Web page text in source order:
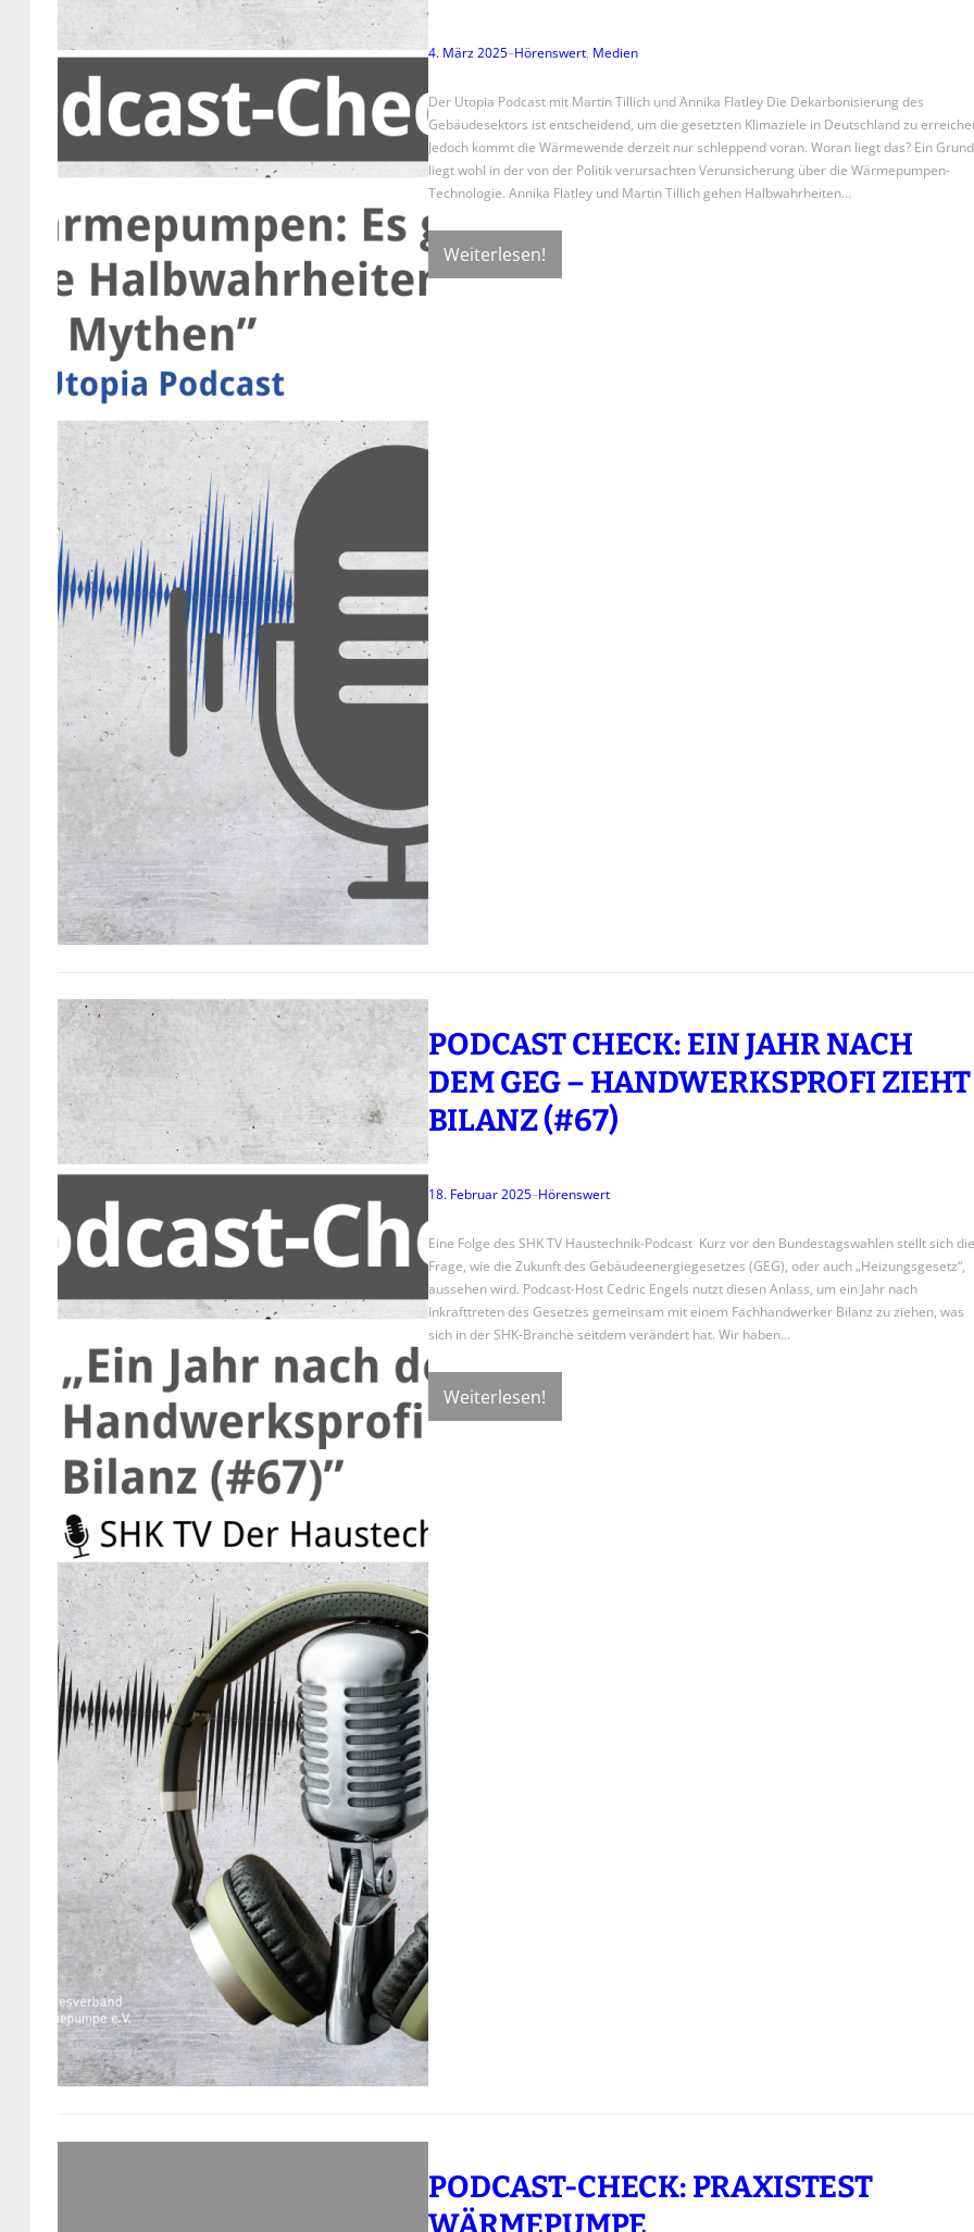
4. März 2025–Hörenswert, Medien
Der Utopia Podcast mit Martin Tillich und Annika Flatley Die Dekarbonisierung des
Gebäudesektors ist entscheidend, um die gesetzten Klimaziele in Deutschland zu
Jedoch kommt die Wärmewende derzeit nur schleppend voran. Woran liegt das? Ein Grund
liegt wohl in der von der Politik verursachten Verunsicherung über die Wärmepumpen-
Technologie. Annika Flatley und Martin Tillich gehen Halbwahrheiten…
Weiterlesen!
PODCAST CHECK: EIN JAHR NACH
DEM GEG – HANDWERKSPROFI ZIEHT
BILANZ (#67)
18. Februar 2025–Hörenswert
Eine Folge des SHK TV Haustechnik-Podcast Kurz vor den Bundestagswahlen stellt sich die
Frage, wie die Zukunft des Gebäudeenergiegesetzes (GEG), oder auch „Heizungsgesetz“,
aussehen wird. Podcast-Host Cedric Engels nutzt diesen Anlass, um ein Jahr nach
Inkrafttreten des Gesetzes gemeinsam mit einem Fachhandwerker Bilanz zu ziehen, was
sich in der SHK-Branche seitdem verändert hat. Wir haben…
Weiterlesen!
PODCAST-CHECK: PRAXISTEST
WÄRMEPUMPE